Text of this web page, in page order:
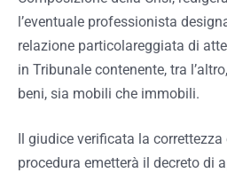
l’eventuale professionista
relazione particolareggiata di
in Tribunale contenente, tra
beni, sia mobili che immobili.
Il giudice verificata la
procedura emetterà il decreto di